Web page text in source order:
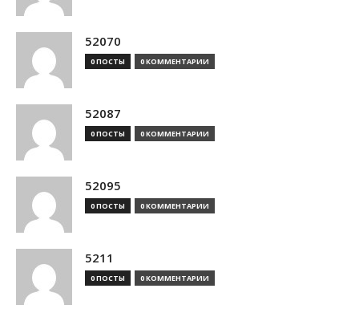
52070
0 ПОСТЫ 0 КОММЕНТАРИИ
52087
0 ПОСТЫ 0 КОММЕНТАРИИ
52095
0 ПОСТЫ 0 КОММЕНТАРИИ
5211
0 ПОСТЫ 0 КОММЕНТАРИИ